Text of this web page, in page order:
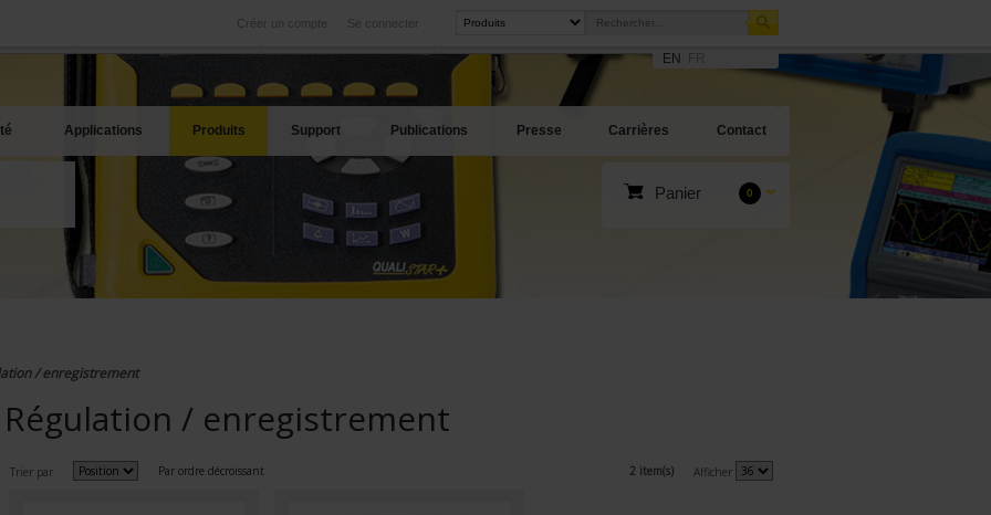
Se connecter
Créer un compte
International
Nos filiales à l'étranger
Nos meilleures offres
EN
Applications Produits Support Publications Presse Carrières Contact
Panier 0
/ enregistrement
Régulation / enregistrement
Trier par Par ordre décroissant 2 item(s) Afficher